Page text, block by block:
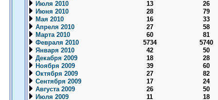
Июля 2010
13
26
Июня 2010
28
79
Мая 2010
16
33
Апреля 2010
27
58
Марта 2010
60
81
Февраля 2010
5734
5740
Января 2010
42
50
Декабря 2009
18
28
Ноября 2009
39
60
Октября 2009
27
82
Сентября 2009
17
24
Августа 2009
26
50
Июля 2009
11
18